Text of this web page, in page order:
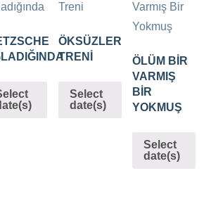
ÖKSÜZLER
TRENİ
Select
date(s)
ÖLÜM BİR
VARMIŞ
BİR
YOKMUŞ
Select
date(s)